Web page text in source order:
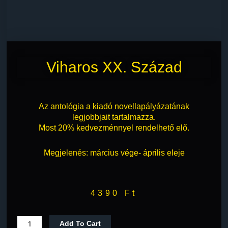
Viharos XX. Század
Az antológia a kiadó novellapályázatának
legjobbjait tartalmazza.
Most 20% kedvezménnyel rendelhető elő.
Megjelenés: március vége- április eleje
4390 Ft
Add To Cart